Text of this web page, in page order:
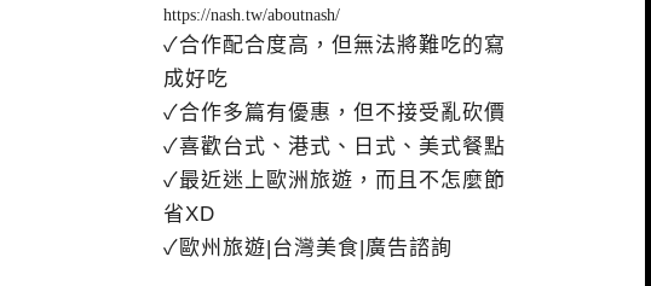
https://nash.tw/aboutnash/
✓合作配合度高，但無法將難吃的寫
成好吃
✓合作多篇有優惠，但不接受亂砍價
✓喜歡台式、港式、日式、美式餐點
✓最近迷上歐洲旅遊，而且不怎麼節
省XD
✓歐州旅遊|台灣美食|廣告諮詢